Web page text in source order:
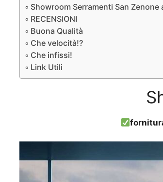
Showroom Serramenti San
RECENSIONI
Buona Qualità
Che velocità!?
Che infissi!
Link Utili